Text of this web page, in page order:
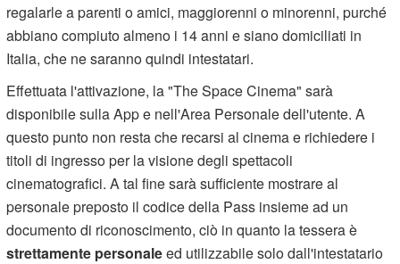
regalarle a parenti o amici, maggiorenni o minorenni, purché
abbiano compiuto almeno i 14 anni e siano domiciliati in
Italia, che ne saranno quindi intestatari.
Effettuata l'attivazione, la "The Space Cinema" sarà
disponibile sulla App e nell'Area Personale dell'utente. A
questo punto non resta che recarsi al cinema e richiedere i
titoli di ingresso per la visione degli spettacoli
cinematografici. A tal fine sarà sufficiente mostrare al
personale preposto il codice della Pass insieme ad un
documento di riconoscimento, ciò in quanto la tessera è
strettamente personaleed utilizzabile solo dall'intestatario